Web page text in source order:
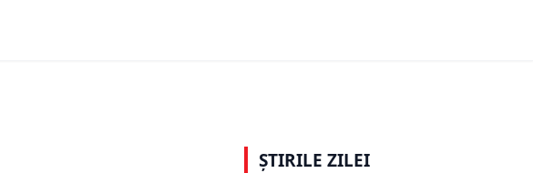
ȘTIRILE ZILEI